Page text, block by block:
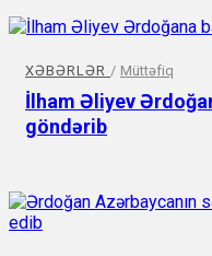
XƏBƏRLƏR / Müttəfiq
İlham Əliyev
göndərib